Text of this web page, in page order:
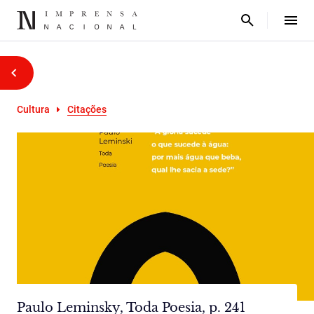
Cultura Citações
Paulo Leminsky, Toda Poesia, p. 241